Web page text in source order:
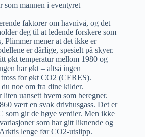
som mannen i eventyret –
faktorer om havnivå, og det
deg til at ledende forskere som
Plimmer mener at det ikke er
er dårlige, spesielt på skyer.
økt temperatur mellom 1980 og
har økt – altså ingen
for økt CO2 (CERES).
noe om fra dine kilder.
uansett hvem som beregner.
vært en svak drivhusgass. Det er
som gir de høye verdier. Men ikke
som har gitt liknende og
lenge før CO2-utslipp.